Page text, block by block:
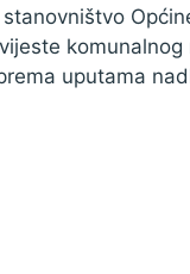
uputama